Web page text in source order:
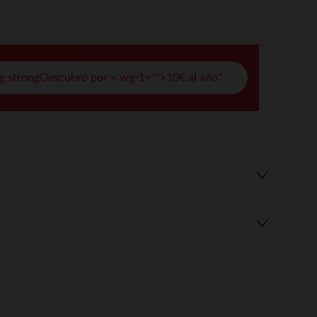
strongDescubro por < wg-1="">10€ al año*